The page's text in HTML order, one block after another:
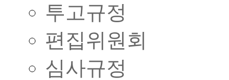
투고규정
편집위원회
심사규정